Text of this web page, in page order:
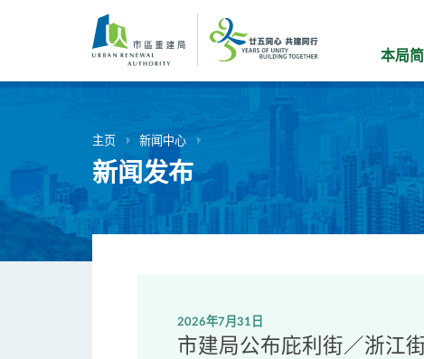
内
本局
主页 新闻中心
新闻发布
2026年7月31日
市建局公布庇利街／浙江